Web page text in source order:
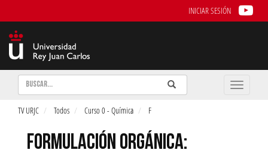
INICIAR SESIÓN
Buscar Enviar
Buscar
Toggle
TV URJC Todos Curso 0 - Química F
FORMULACIÓN ORGÁNICA: